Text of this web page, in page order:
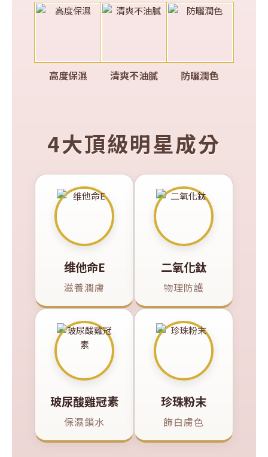
高度保濕 清爽不油膩 防曬潤色
4大頂級明星成分
维他命E
滋養潤膚
二氧化鈦
物理防護
玻尿酸雞冠素
保濕鎖水
珍珠粉末
飾白膚色